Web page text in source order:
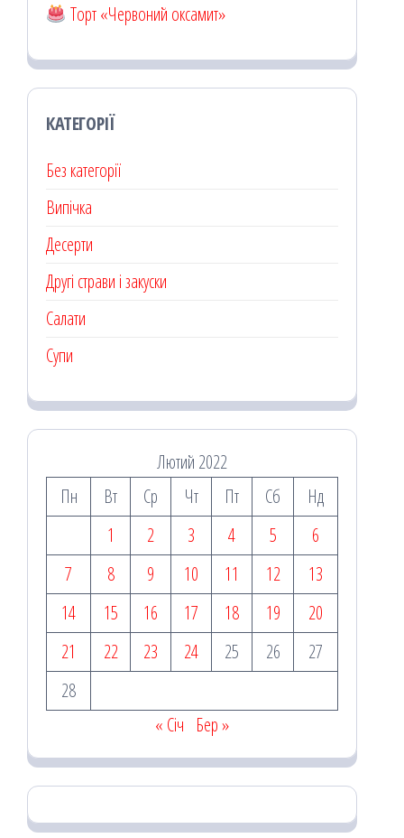
Торт «Червоний оксамит»
КАТЕГОРІЇ
Без категорії
Випічка
Десерти
Другі страви і закуски
Салати
Супи
Лютий 2022
Пн
Вт Ср Чт Пт Сб
Нд
1
2 3 4 5
6
7
8 9 10 11 12
13
14
15 16 17 18 19
20
21
22 23 24 25 26
27
28
« Січ Бер »